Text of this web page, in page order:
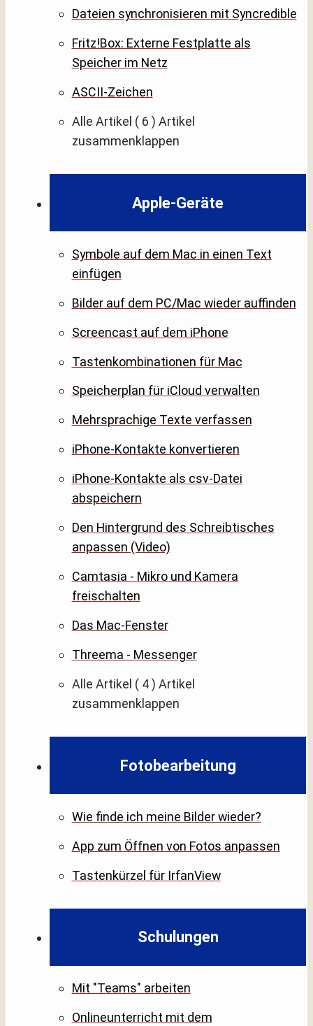
Dateien synchronisieren mit Syncredible
Fritz!Box: Externe Festplatte als
Speicher im Netz
ASCII-Zeichen
Alle Artikel ( 6 ) Artikel
zusammenklappen
Apple-Geräte
Symbole auf dem Mac in einen Text
einfügen
Bilder auf dem PC/Mac wieder auffinden
Screencast auf dem iPhone
Tastenkombinationen für Mac
Speicherplan für iCloud verwalten
Mehrsprachige Texte verfassen
iPhone-Kontakte konvertieren
iPhone-Kontakte als csv-Datei
abspeichern
Den Hintergrund des Schreibtisches
anpassen (Video)
Camtasia - Mikro und Kamera
freischalten
Das Mac-Fenster
Threema - Messenger
Alle Artikel ( 4 ) Artikel
zusammenklappen
Fotobearbeitung
Wie finde ich meine Bilder wieder?
App zum Öffnen von Fotos anpassen
Tastenkürzel für IrfanView
Schulungen
Mit "Teams" arbeiten
Onlineunterricht mit dem